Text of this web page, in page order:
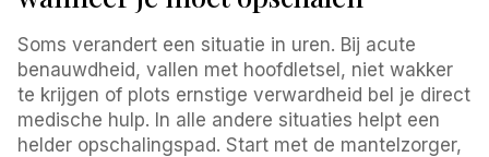
Soms verandert een situatie in uren. Bij acute
benauwdheid, vallen met hoofdletsel, niet wakker
te krijgen of plots ernstige verwardheid bel je direct
medische hulp. In alle andere situaties helpt een
helder opschalingspad. Start met de mantelzorger,